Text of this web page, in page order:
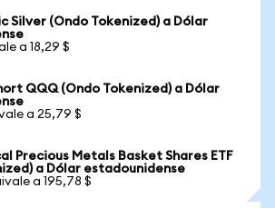
Silver (Ondo Tokenized) a Dólar
a 18,29 $
QQQ (Ondo Tokenized) a Dólar
a 25,79 $
Precious Metals Basket Shares ETF
a Dólar estadounidense
a 195,78 $